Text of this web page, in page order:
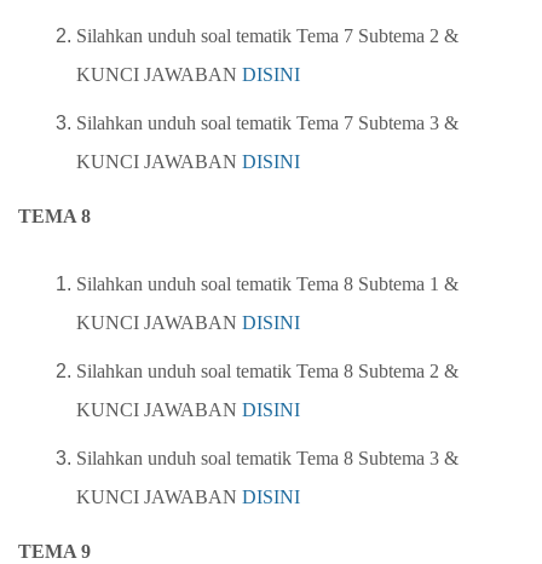
Silahkan unduh soal tematik Tema 7 Subtema 2 &
KUNCI JAWABAN DISINI
Silahkan unduh soal tematik Tema 7 Subtema 3 &
KUNCI JAWABAN DISINI
TEMA 8
Silahkan unduh soal tematik Tema 8 Subtema 1 &
KUNCI JAWABAN DISINI
Silahkan unduh soal tematik Tema 8 Subtema 2 &
KUNCI JAWABAN DISINI
Silahkan unduh soal tematik Tema 8 Subtema 3 &
KUNCI JAWABAN DISINI
TEMA 9